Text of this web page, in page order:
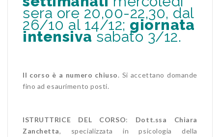
sera ore 20,00-22,30, dal
26/10 al 14/12; giornata
intensiva sabato 3/12.
Il corso è a numero chiuso. Si accettano domande
fino ad esaurimento posti.
ISTRUTTRICE DEL CORSO: Dott.ssa Chiara
Zanchetta, specializzata in psicologia della